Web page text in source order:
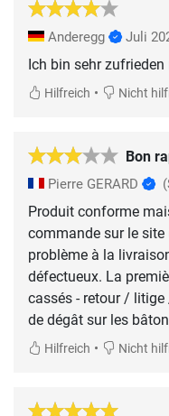
Anderegg Juli
Ich bin sehr
Hilfreich • Nicht
Bon
Pierre GERARD
Produit conforme
commande sur le
problème à la
défectueux. La
cassés - retour /
de dégât sur les
Hilfreich • Nicht